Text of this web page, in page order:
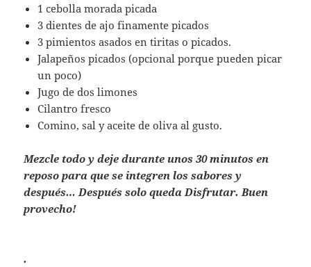
1 cebolla morada picada
3 dientes de ajo finamente picados
3 pimientos asados en tiritas o picados.
Jalapeños picados (opcional porque pueden picar
un poco)
Jugo de dos limones
Cilantro fresco
Comino, sal y aceite de oliva al gusto.
Mezcle todo y deje durante unos 30 minutos en
reposo para que se integren los sabores y
después… Después solo queda Disfrutar. Buen
provecho!
.